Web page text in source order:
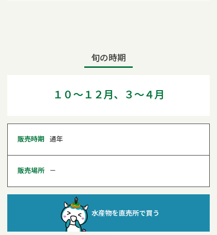
旬の時期
１０～１２月、３～４月
販売時期 通年
販売場所 －
水産物を直売所で買う